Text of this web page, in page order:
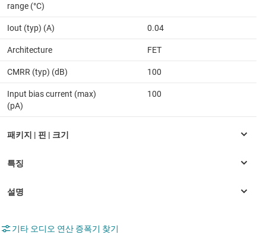
range (°C)
Iout (typ) (A) 0.04
Architecture FET
CMRR (typ) (dB) 100
Input bias current (max)
(pA)
100
기타 오디오 연산 증폭기 찾기